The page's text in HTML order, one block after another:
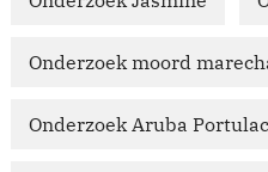
Onderzoek moord
Onderzoek Aruba